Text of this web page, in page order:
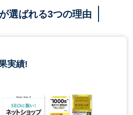
選ばれる3つの理由
実績!